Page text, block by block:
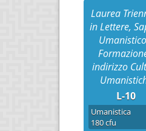
Laurea
in Lettere,
indirizzo
L-10
Umanistica
180 cfu